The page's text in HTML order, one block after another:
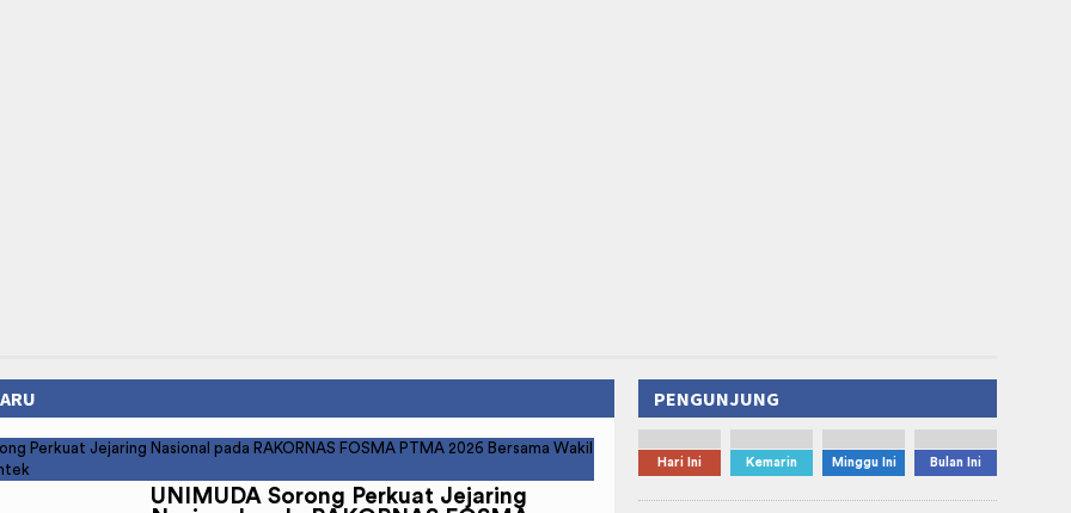
UNIMUDA Sorong Perkuat Jejaring
PENGUNJUNG
Hari Ini Kemarin Minggu Ini Bulan Ini